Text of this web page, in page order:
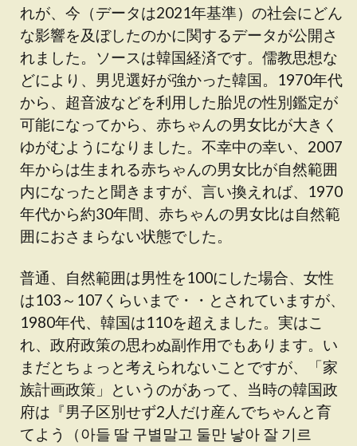
れが、今（データは2021年基準）の社会にどん
な影響を及ぼしたのかに関するデータが公開さ
れました。ソースは韓国経済です。儒教思想な
どにより、男児選好が強かった韓国。1970年代
から、超音波などを利用した胎児の性別鑑定が
可能になってから、赤ちゃんの男女比が大きく
ゆがむようになりました。不幸中の幸い、2007
年からは生まれる赤ちゃんの男女比が自然範囲
内になったと聞きますが、言い換えれば、1970
年代から約30年間、赤ちゃんの男女比は自然範
囲におさまらない状態でした。
普通、自然範囲は男性を100にした場合、女性
は103～107くらいまで・・とされていますが、
1980年代、韓国は110を超えました。実はこ
れ、政府政策の思わぬ副作用でもあります。い
まだとちょっと考えられないことですが、「家
族計画政策」というのがあって、当時の韓国政
府は『男子区別せず2人だけ産んでちゃんと育
てよう（아들 딸 구별말고 둘만 낳아 잘 기르